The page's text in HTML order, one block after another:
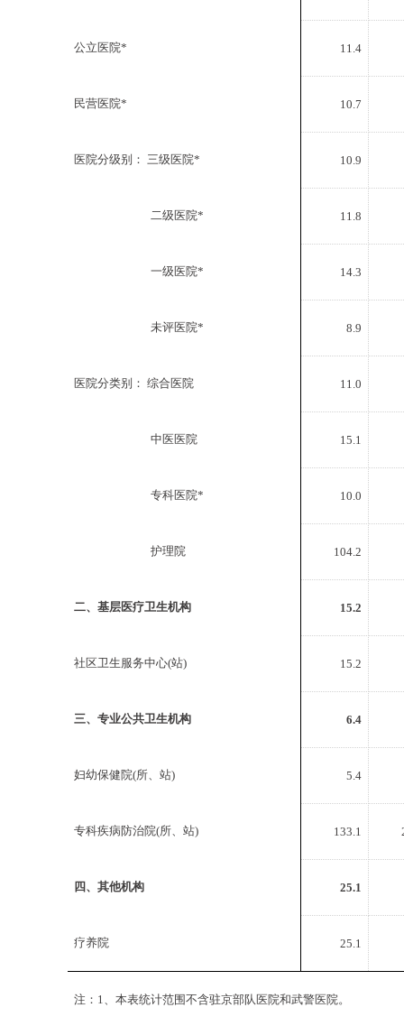
公立医院* 11.4
民营医院* 10.7
医院分级别： 三级医院* 10.9
二级医院* 11.8
一级医院* 14.3
未评医院* 8.9
医院分类别： 综合医院 11.0
中医医院 15.1
专科医院* 10.0
护理院 104.2
二、基层医疗卫生机构 15.2
社区卫生服务中心(站) 15.2
三、专业公共卫生机构 6.4
妇幼保健院(所、站) 5.4
专科疾病防治院(所、站) 133.1
四、其他机构 25.1
疗养院 25.1
注：1、本表统计范围不含驻京部队医院和武警医院。